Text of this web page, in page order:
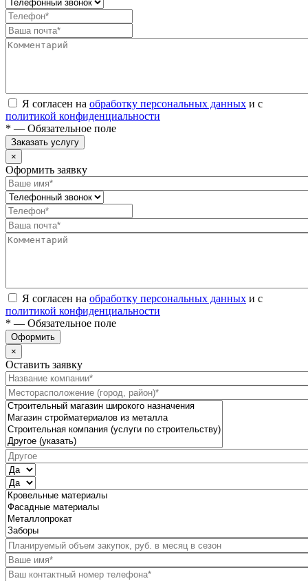
Я согласен на обработку персональных данных и с
политикой конфиденциальности
* — Обязательное поле
Заказать услугу
×
Оформить заявку
Я согласен на обработку персональных данных и с
политикой конфиденциальности
* — Обязательное поле
Оформить
×
Оставить заявку